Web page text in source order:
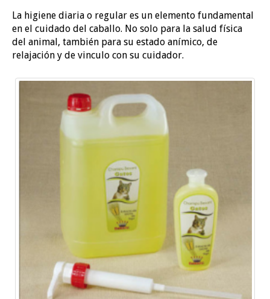
La higiene diaria o regular es un elemento fundamental
en el cuidado del caballo. No solo para la salud física
del animal, también para su estado anímico, de
relajación y de vinculo con su cuidador.